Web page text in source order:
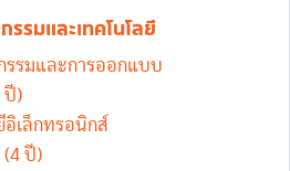
รมและเทคโนโลยี
รรมและการออกแบบ
ปี)
อิเล็กทรอนิกส์
(4 ปี)